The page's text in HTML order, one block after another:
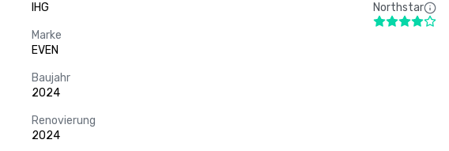
IHG
Marke
EVEN
Baujahr
2024
Renovierung
2024
Northstar